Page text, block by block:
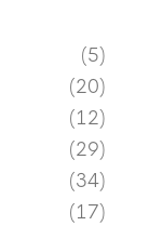
5
20
12
29
34
17